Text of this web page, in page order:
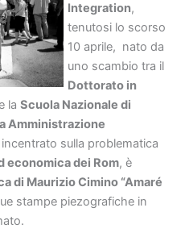
Integration,
tenutosi lo scorso
10 aprile, nato da
uno scambio tra il
Dottorato in
la Scuola Nazionale di
Amministrazione
incentrato sulla problematica
economica dei Rom, è
di Maurizio Cimino “Amaré
stampe piezografiche in